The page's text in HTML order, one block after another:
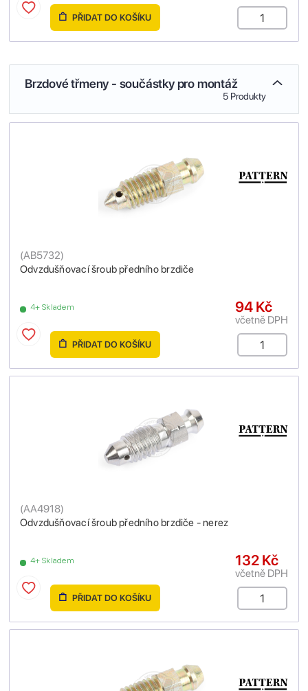
PŘIDAT DO KOŠÍKU
Brzdové třmeny - součástky pro montáž
5 Produkty
Odvzdušňovací šroub předního brzdiče
(AB5732)
4+ Skladem 94 Kč
včetně DPH
PŘIDAT DO KOŠÍKU
Odvzdušňovací šroub předního brzdiče - nerez
(AA4918)
4+ Skladem 132 Kč
včetně DPH
PŘIDAT DO KOŠÍKU